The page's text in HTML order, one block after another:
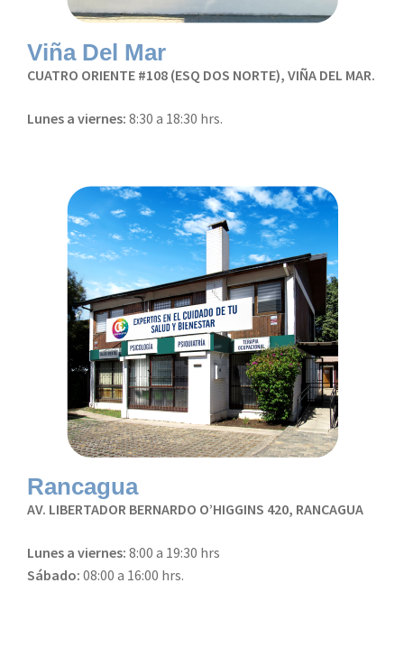
Viña Del Mar
CUATRO ORIENTE #108 (ESQ DOS NORTE), VIÑA DEL MAR.
Lunes a viernes: 8:30 a 18:30 hrs.
Rancagua
AV. LIBERTADOR BERNARDO O’HIGGINS 420, RANCAGUA
Lunes a viernes: 8:00 a 19:30 hrs
Sábado: 08:00 a 16:00 hrs.